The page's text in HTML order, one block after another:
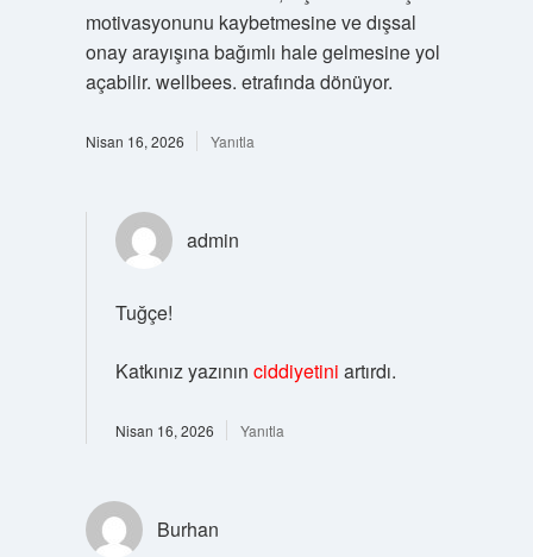
motivasyonunu kaybetmesine ve dışsal
onay arayışına bağımlı hale gelmesine yol
açabilir. wellbees. etrafında dönüyor.
Nisan 16, 2026 Yanıtla
admin
Tuğçe!
Katkınız yazının ciddiyetini artırdı.
Nisan 16, 2026 Yanıtla
Burhan